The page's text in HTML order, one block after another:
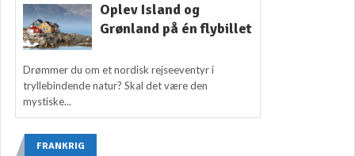
Oplev Island og
Grønland på én flybillet
Drømmer du om et nordisk rejseeventyr i
tryllebindende natur? Skal det være den
mystiske...
FRANKRIG